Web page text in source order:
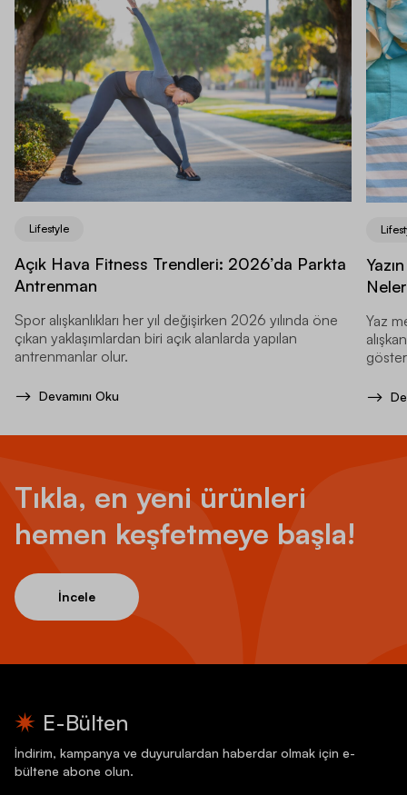
Lifestyle
Açık Hava Fitness Trendleri: 2026’da Parkta
Antrenman
Spor alışkanlıkları her yıl değişirken 2026 yılında öne
çıkan yaklaşımlardan biri açık alanlarda yapılan
antrenmanlar olur.
Devamını Oku
Yaz
Tıkla, en yeni ürünleri
hemen keşfetmeye başla!
İncele
E-Bülten
İndirim, kampanya ve duyurulardan haberdar olmak için e-
bültene abone olun.